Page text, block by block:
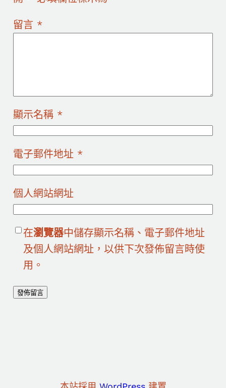
留言 *
顯示名稱 *
電子郵件地址 *
個人網站網址
在瀏覽器中儲存顯示名稱、電子郵件地址
及個人網站網址，以供下次發佈留言時使
用。